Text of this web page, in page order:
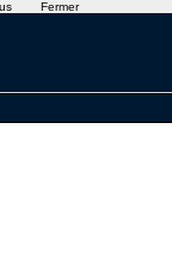
Fermer